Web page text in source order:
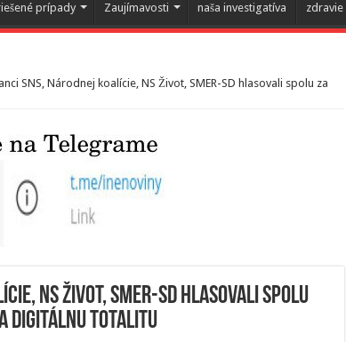
prípady Zaujímavosti naša investigatíva zdravie
SNS, Národnej koalície, NS Život, SMER-SD hlasovali spolu za
NS Život, SMER-SD hlasovali spolu
digitálnu totalitu